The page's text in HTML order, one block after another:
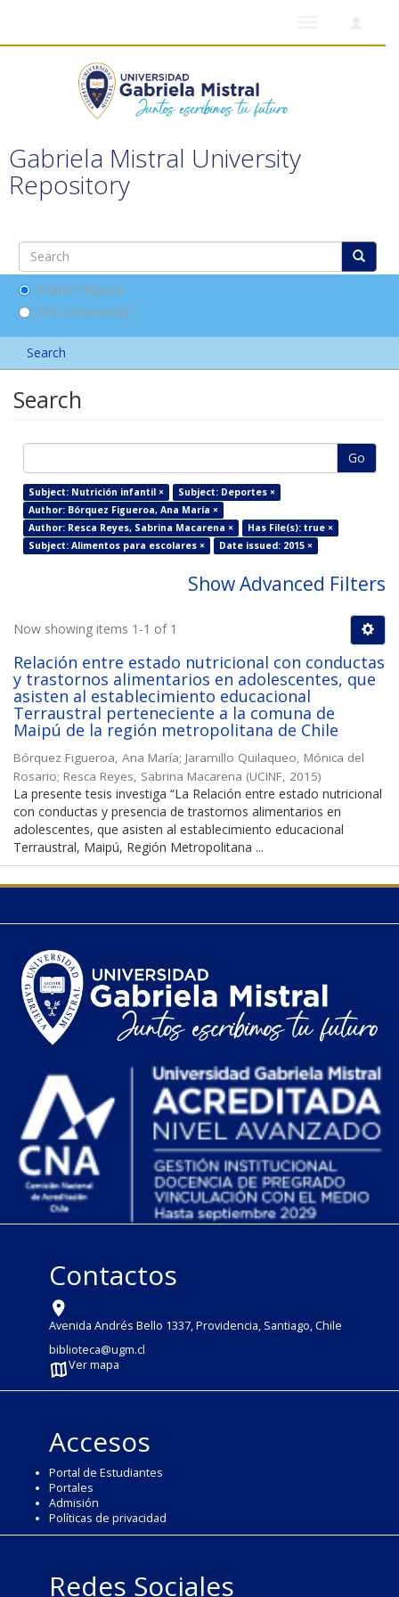
Gabriela Mistral University
Repository
Search DSpace
This Community
Search
Search
Go
Subject: Nutrición infantil ×
Subject: Deportes ×
Author: Bórquez Figueroa, Ana María ×
Author: Resca Reyes, Sabrina Macarena ×
Has File(s): true ×
Subject: Alimentos para escolares ×
Date issued: 2015 ×
Show Advanced Filters
Now showing items 1-1 of 1
Relación entre estado nutricional con conductas
y trastornos alimentarios en adolescentes, que
asisten al establecimiento educacional
Terraustral perteneciente a la comuna de
Maipú de la región metropolitana de Chile
Bórquez Figueroa, Ana María; Jaramillo Quilaqueo, Mónica del
Rosario; Resca Reyes, Sabrina Macarena (UCINF, 2015)
La presente tesis investiga “La Relación entre estado nutricional
con conductas y presencia de trastornos alimentarios en
adolescentes, que asisten al establecimiento educacional
Terraustral, Maipú, Región Metropolitana ...
Contactos
Avenida Andrés Bello 1337, Providencia, Santiago, Chile
biblioteca@ugm.cl
Ver mapa
Accesos
Portal de Estudiantes
Portales
Admisión
Políticas de privacidad
Redes Sociales